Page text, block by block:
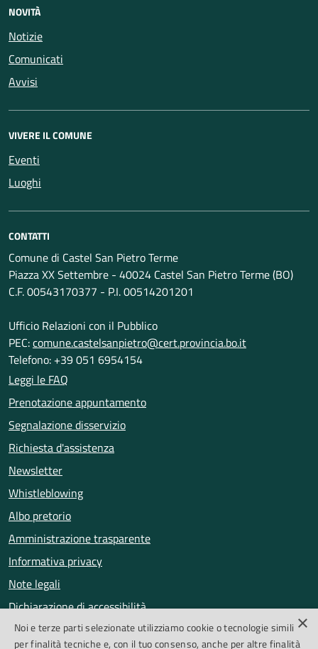
NOVITÀ
Notizie
Comunicati
Avvisi
VIVERE IL COMUNE
Eventi
Luoghi
CONTATTI
Comune di Castel San Pietro Terme
Piazza XX Settembre - 40024 Castel San Pietro Terme (BO)
C.F. 00543170377 - P.I. 00514201201
Ufficio Relazioni con il Pubblico
PEC:comune.castelsanpietro@cert.provincia.bo.it
Telefono: +39 051 6954154
Leggi le FAQ
Prenotazione appuntamento
Segnalazione disservizio
Richiesta d'assistenza
Newsletter
Whistleblowing
Albo pretorio
Amministrazione trasparente
Informativa privacy
Note legali
Dichiarazione di accessibilità
Obiettivi di accessibilità
×
Noi e terze parti selezionate utilizziamo cookie o tecnologie simili
per finalità tecniche e, con il tuo consenso, anche per altre finalità